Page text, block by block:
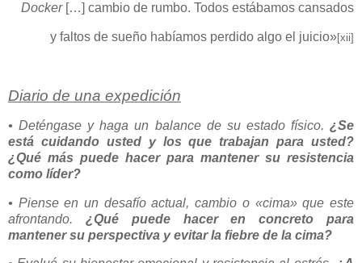
Docker[…] cambio de rumbo. Todos estábamos cansados
y faltos de sueño habíamos perdido algo el juicio»[xii]
Diario de una expedición
• Deténgase y haga un balance de su estado físico. ¿Se
está cuidando usted y los que trabajan para usted?
¿Qué más puede hacer para mantener su resistencia
como líder?
• Piense en un desafío actual, cambio o «cima» que este
afrontando. ¿Qué puede hacer en concreto para
mantener su perspectiva y evitar la fiebre de la cima?